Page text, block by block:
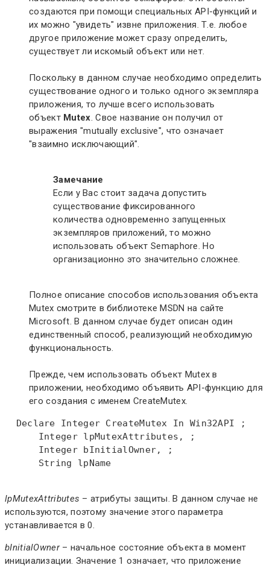
создаются при помощи специальных API-функций и
их можно "увидеть" извне приложения. Т.е. любое
другое приложение может сразу определить,
существует ли искомый объект или нет.
Поскольку в данном случае необходимо определить
существование одного и только одного экземпляра
приложения, то лучше всего использовать
объект Mutex. Свое название он получил от
выражения "mutually exclusive", что означает
"взаимно исключающий".
Замечание
Если у Вас стоит задача допустить
существование фиксированного
количества одновременно запущенных
экземпляров приложений, то можно
использовать объект Semaphore. Но
организационно это значительно сложнее.
Полное описание способов использования объекта
Mutex смотрите в библиотеке MSDN на сайте
Microsoft. В данном случае будет описан один
единственный способ, реализующий необходимую
функциональность.
Прежде, чем использовать объект Mutex в
приложении, необходимо объявить API-функцию для
его создания с именем CreateMutex.
Declare Integer CreateMutex In Win32API ;
Integer lpMutexAttributes, ;
Integer bInitialOwner, ;
String lpName
lpMutexAttributes – атрибуты защиты. В данном случае не
используются, поэтому значение этого параметра
устанавливается в 0.
bInitialOwner– начальное состояние объекта в момент
инициализации. Значение 1 означает, что приложение